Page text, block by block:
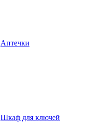
Аптечки
Шкаф для ключей